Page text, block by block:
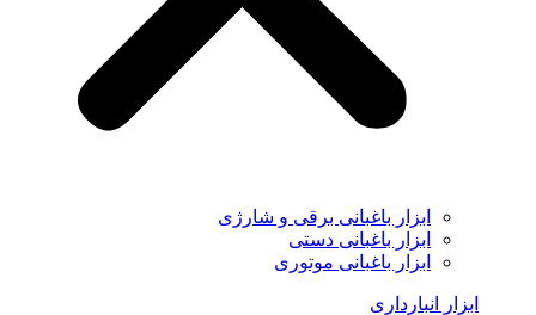
ابزار باغبانی برقی و شارژی
ابزار باغبانی دستی
ابزار باغبانی موتوری
ابزار انبارداری